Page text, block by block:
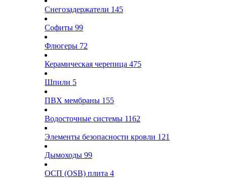
Снегозадержатели 145
Софиты 99
Флюгеры 72
Керамическая черепица 475
Шпили 5
ПВХ мембраны 155
Водосточные системы 1162
Элементы безопасности кровли 121
Дымоходы 99
ОСП (OSB) плита 4